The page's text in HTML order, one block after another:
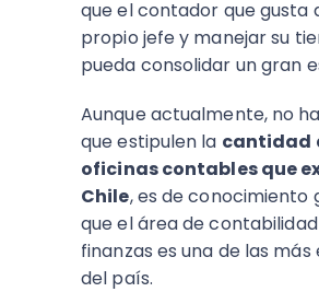
que el contador que gusta
propio jefe y manejar su
pueda consolidar un gran
Aunque actualmente, no
que estipulen la cantidad
oficinas contables que
Chile, es de conocimiento
que el área de
finanzas es una de las más
del país.